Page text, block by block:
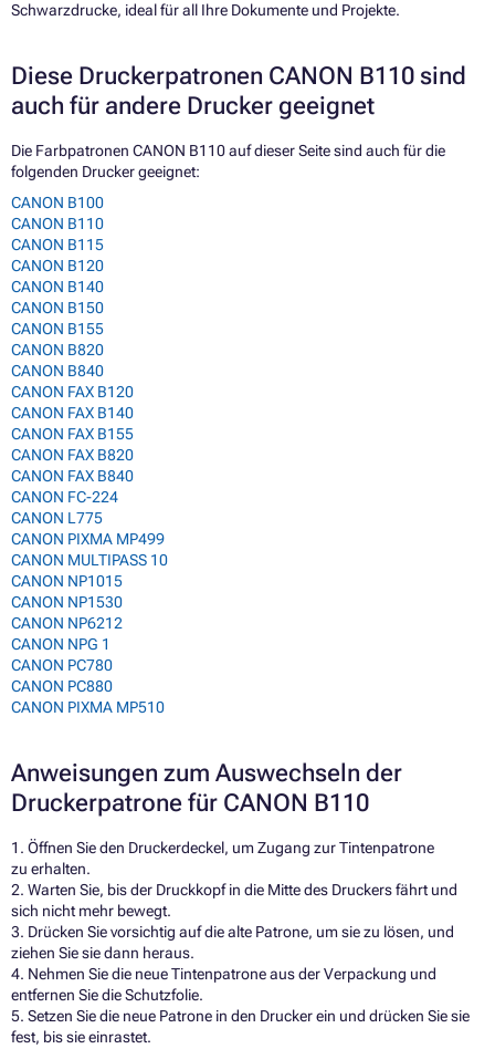
Schwarzdrucke, ideal für all Ihre Dokumente und Projekte.
Diese Druckerpatronen CANON B110 sind
auch für andere Drucker geeignet
Die Farbpatronen CANON B110 auf dieser Seite sind auch für die
folgenden Drucker geeignet:
CANON B100
CANON B110
CANON B115
CANON B120
CANON B140
CANON B150
CANON B155
CANON B820
CANON B840
CANON FAX B120
CANON FAX B140
CANON FAX B155
CANON FAX B820
CANON FAX B840
CANON FC-224
CANON L775
CANON PIXMA MP499
CANON MULTIPASS 10
CANON NP1015
CANON NP1530
CANON NP6212
CANON NPG 1
CANON PC780
CANON PC880
CANON PIXMA MP510
Anweisungen zum Auswechseln der
Druckerpatrone für CANON B110
1. Öffnen Sie den Druckerdeckel, um Zugang zur Tintenpatrone
zu erhalten.
2. Warten Sie, bis der Druckkopf in die Mitte des Druckers fährt und
sich nicht mehr bewegt.
3. Drücken Sie vorsichtig auf die alte Patrone, um sie zu lösen, und
ziehen Sie sie dann heraus.
4. Nehmen Sie die neue Tintenpatrone aus der Verpackung und
entfernen Sie die Schutzfolie.
5. Setzen Sie die neue Patrone in den Drucker ein und drücken Sie sie
fest, bis sie einrastet.